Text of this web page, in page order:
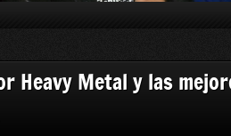
Heavy Metal y las